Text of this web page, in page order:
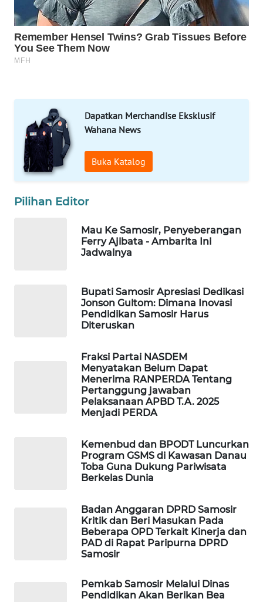
Dapatkan Merchandise Eksklusif
Wahana News
Buka Katalog
Pilihan Editor
Mau Ke Samosir, Penyeberangan
Ferry Ajibata - Ambarita Ini
Jadwalnya
Bupati Samosir Apresiasi Dedikasi
Jonson Gultom: Dimana Inovasi
Pendidikan Samosir Harus
Diteruskan
Fraksi Partai NASDEM
Menyatakan Belum Dapat
Menerima RANPERDA Tentang
Pertanggung jawaban
Pelaksanaan APBD T.A. 2025
Menjadi PERDA
Kemenbud dan BPODT Luncurkan
Program GSMS di Kawasan Danau
Toba Guna Dukung Pariwisata
Berkelas Dunia
Badan Anggaran DPRD Samosir
Kritik dan Beri Masukan Pada
Beberapa OPD Terkait Kinerja dan
PAD di Rapat Paripurna DPRD
Samosir
Pemkab Samosir Melalui Dinas
Pendidikan Akan Berikan Bea
LAPAK
WAHANA
Wahana
Network
KONSUMEN
LISTRIK
MASYARAKAT
KELISTRIKAN
WALINKI